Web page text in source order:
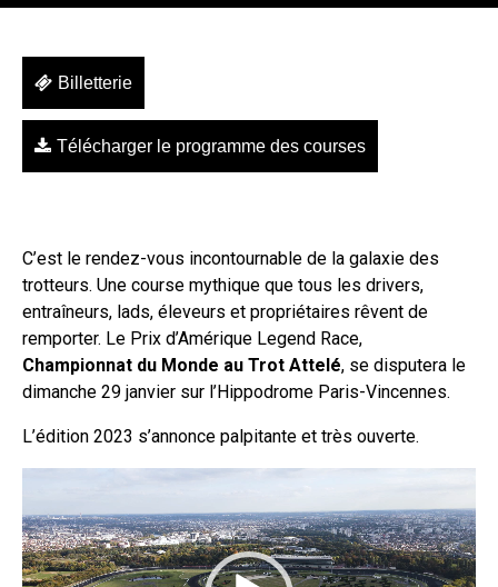
Billetterie
Télécharger le programme des courses
C’est le rendez-vous incontournable de la galaxie des
trotteurs. Une course mythique que tous les drivers,
entraîneurs, lads, éleveurs et propriétaires rêvent de
remporter. Le Prix d’Amérique Legend Race,
Championnat du Monde au Trot Attelé, se disputera le
dimanche 29 janvier sur l’Hippodrome Paris-Vincennes.
L’édition 2023 s’annonce palpitante et très ouverte.